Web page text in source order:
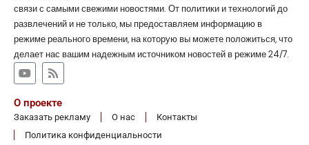
связи с самыми свежими новостями. От политики и технологий до
развлечений и не только, мы предоставляем информацию в
режиме реального времени, на которую вы можете положиться, что
делает нас вашим надежным источником новостей в режиме 24/7.
О проекте
Заказать рекламу О нас
Контакты
Политика конфиденциальности